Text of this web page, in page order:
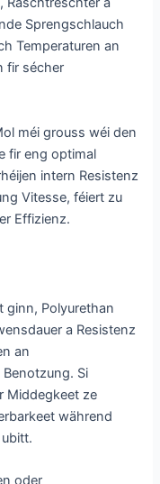
Sprengschlauch
Temperaturen an
fir sécher
méi grouss wéi den
fir eng optimal
intern Resistenz
Vitesse, féiert zu
Effizienz.
ginn, Polyurethan
a Resistenz
an
Si
Middegkeet ze
während
oder